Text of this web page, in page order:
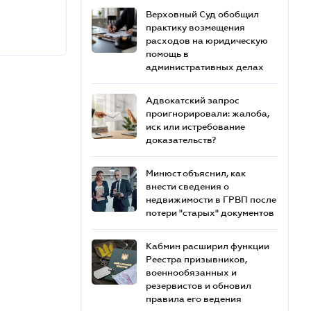
Верховный Суд обобщил
практику возмещения
расходов на юридическую
помощь в
административных делах
Адвокатский запрос
проигнорировали: жалоба,
иск или истребование
доказательств?
Минюст объяснил, как
внести сведения о
недвижимости в ГРВП после
потери "старых" документов
Кабмин расширил функции
Реестра призывников,
военнообязанных и
резервистов и обновил
правила его ведения